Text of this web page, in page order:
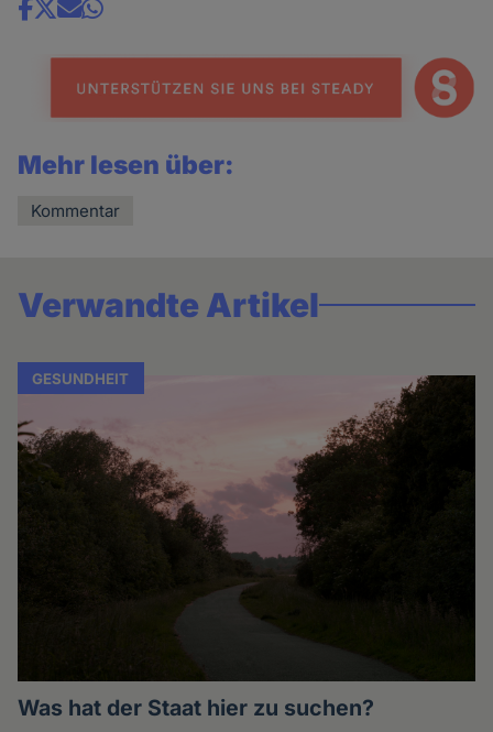
Share
news
Mehr lesen über:
Kommentar
Verwandte Artikel
GESUNDHEIT
Was hat der Staat hier zu suchen?